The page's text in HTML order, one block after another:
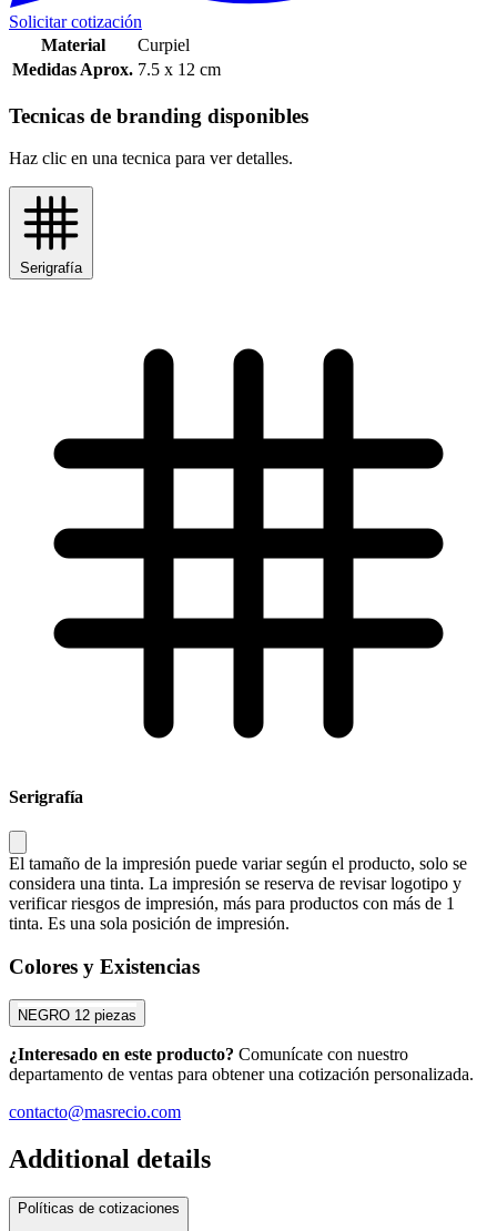
Solicitar cotización
Material
Curpiel
Medidas Aprox. 7.5 x 12 cm
Tecnicas de branding disponibles
Haz clic en una tecnica para ver detalles.
Serigrafía
Serigrafía
El tamaño de la impresión puede variar según el producto, solo se
considera una tinta. La impresión se reserva de revisar logotipo y
verificar riesgos de impresión, más para productos con más de 1
tinta. Es una sola posición de impresión.
Colores y Existencias
NEGRO 12 piezas
¿Interesado en este producto? Comunícate con nuestro
departamento de ventas para obtener una cotización personalizada.
contacto@masrecio.com
Additional details
Políticas de cotizaciones